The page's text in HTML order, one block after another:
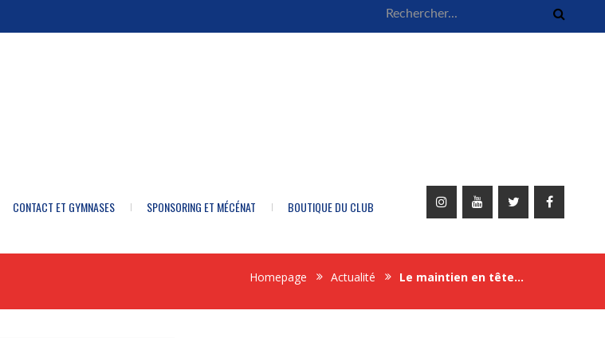
CONTACT ET GYMNASES SPONSORING ET MÉCÉNAT BOUTIQUE DU CLUB
Homepage Actualité Le maintien en tête…